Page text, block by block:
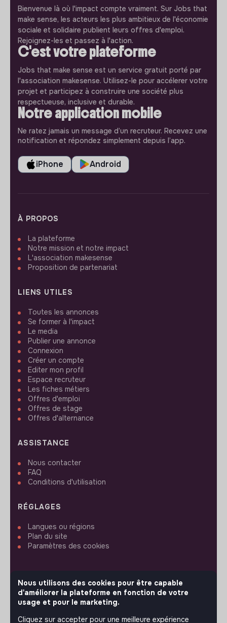
Bienvenue là où l'impact compte vraiment. Sur Jobs that
make sense, les acteurs les plus ambitieux de l'économie
sociale et solidaire publient leurs offres d'emploi.
Rejoignez-les et passez à l'action.
C'est votre plateforme
Jobs that make sense est un service gratuit porté par
l'association makesense. Utilisez-le pour accélerer votre
projet et participez à construire une société plus
respectueuse, inclusive et durable.
Notre application mobile
Ne ratez jamais un message d’un recruteur. Recevez une
notification et répondez simplement depuis l’app.
iPhone Android
À PROPOS
La plateforme
Notre mission et notre impact
L'association makesense
Proposition de partenariat
LIENS UTILES
Toutes les annonces
Se former à l'impact
Le media
Publier une annonce
Connexion
Créer un compte
Editer mon profil
Espace recruteur
Les fiches métiers
Offres d'emploi
Offres de stage
Offres d'alternance
ASSISTANCE
Nous contacter
FAQ
Conditions d'utilisation
RÉGLAGES
Langues ou régions
Plan du site
Paramètres des cookies
SUIVEZ-NOUS
Nous utilisons des cookies pour être capable
d'améliorer la plateforme en fonction de votre
usage et pour le marketing.
Cliquez sur accepter pour une meilleure expérience